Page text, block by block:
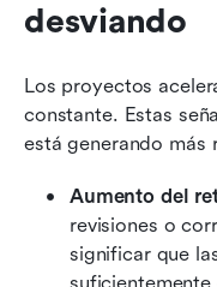
desviando
Los proyectos
constante. Estas
está generando más
Aumento del
revisiones o
significar que